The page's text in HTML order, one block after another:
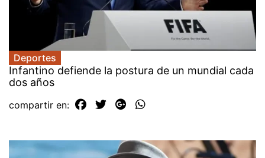
Deportes
Infantino defiende la postura de un mundial cada
dos años
compartir en: